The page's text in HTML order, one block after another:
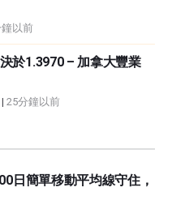
以前
於1.3970 – 加拿大豐業
| 25分鐘以前
日簡單移動平均線守住，